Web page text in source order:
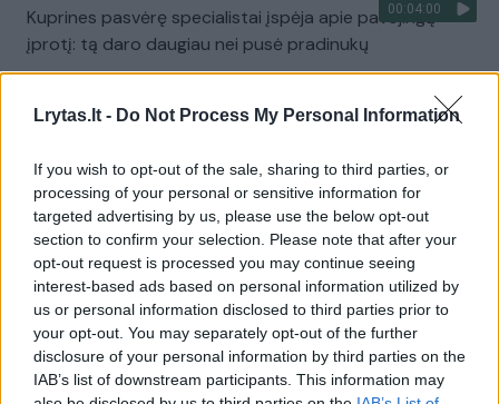
Lrytas.lt - Do Not Process My Personal Information
If you wish to opt-out of the sale, sharing to third parties, or
processing of your personal or sensitive information for
targeted advertising by us, please use the below opt-out
section to confirm your selection. Please note that after your
opt-out request is processed you may continue seeing
interest-based ads based on personal information utilized by
us or personal information disclosed to third parties prior to
your opt-out. You may separately opt-out of the further
disclosure of your personal information by third parties on the
IAB’s list of downstream participants. This information may
00:04:00
Kuprines pasvėrę specialistai įspėja apie pavojingą
įprotį: tą daro daugiau nei pusė pradinukų
Žiūrimiausi įrašai
00:00:30
Vaizdai iš tragiškos avarijos Vilniaus r.: dviejų moterų ir
vaiko gyvybių išgelbėti nepavyko